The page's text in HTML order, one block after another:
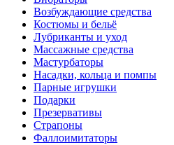
Возбуждающие средства
Костюмы и бельё
Лубриканты и уход
Массажные средства
Мастурбаторы
Насадки, кольца и помпы
Парные игрушки
Подарки
Презервативы
Страпоны
Фаллоимитаторы